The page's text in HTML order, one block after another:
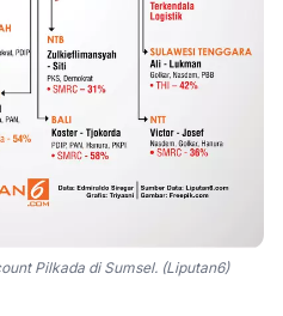
Pilkada di Sumsel. (Liputan6)